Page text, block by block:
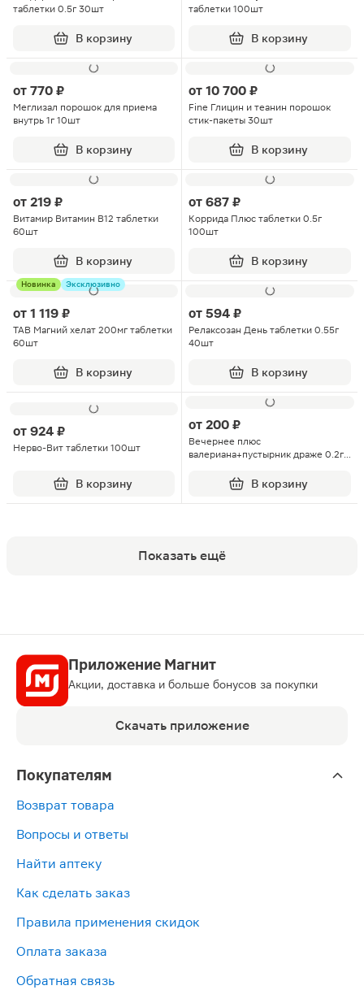
таблетки 0.5г 30шт
В корзину
таблетки 100шт
В корзину
от 770 ₽
Меглизал порошок для приема
внутрь 1г 10шт
В корзину
от 10 700 ₽
Fine Глицин и теанин порошок
стик-пакеты 30шт
В корзину
от 219 ₽
Витамир Витамин В12 таблетки
60шт
В корзину
от 687 ₽
Коррида Плюс таблетки 0.5г
100шт
В корзину
Новинка Эксклюзивно
от 1 119 ₽
ТАВ Магний хелат 200мг таблетки
60шт
В корзину
от 594 ₽
Релаксозан День таблетки 0.55г
40шт
В корзину
от 924 ₽
Нерво-Вит таблетки 100шт
В корзину
от 200 ₽
Вечернее плюс
валериана+пустырник драже 0.2г
В корзину
Показать ещё
Приложение Магнит
Акции, доставка и больше бонусов за покупки
Скачать приложение
Покупателям
Возврат товара
Вопросы и ответы
Найти аптеку
Как сделать заказ
Правила применения скидок
Оплата заказа
Обратная связь